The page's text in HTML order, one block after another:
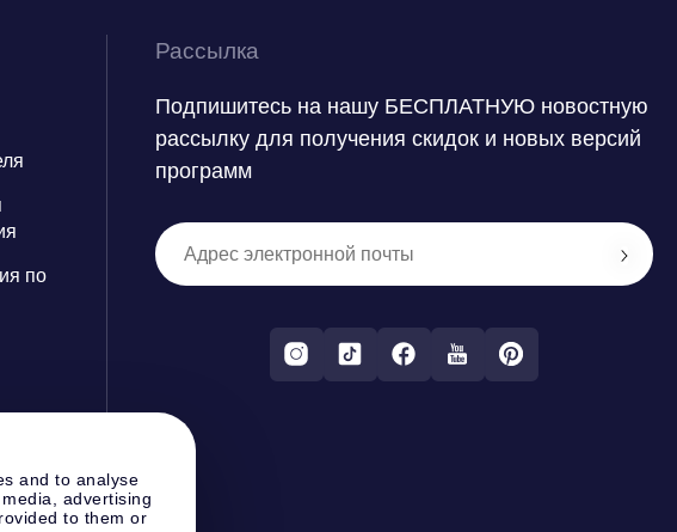
and to analyse
advertising
to them or
по
Рассылка
Подпишитесь на нашу БЕСПЛАТНУЮ новостную
рассылку для получения скидок и новых версий
программ